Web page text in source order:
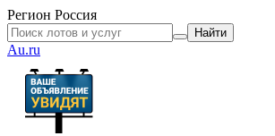
Регион Россия
Найти
Au.ru